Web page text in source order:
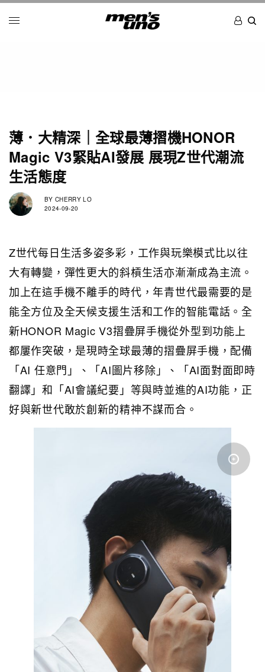
薄．大精深｜全球最薄摺機HONOR
Magic V3緊貼AI發展 展現Z世代潮流
生活態度
BY CHERRY LO
2024-09-20
Z世代每日生活多姿多彩，工作與玩樂模式比以往
大有轉變，彈性更大的斜槓生活亦漸漸成為主流。
加上在這手機不離手的時代，年青世代最需要的是
能全方位及全天候支援生活和工作的智能電話。全
新HONOR Magic V3摺疊屏手機從外型到功能上
都屢作突破，是現時全球最薄的摺疊屏手機，配備
「AI 任意門」、「AI圖片移除」、「AI面對面即時
翻譯」和「AI會議紀要」等與時並進的AI功能，正
好與新世代敢於創新的精神不謀而合。